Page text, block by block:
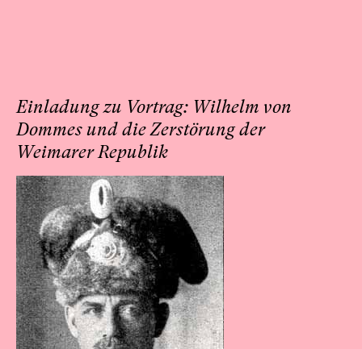
Einladung zu Vortrag: Wilhelm von
Dommes und die Zerstörung der
Weimarer Republik